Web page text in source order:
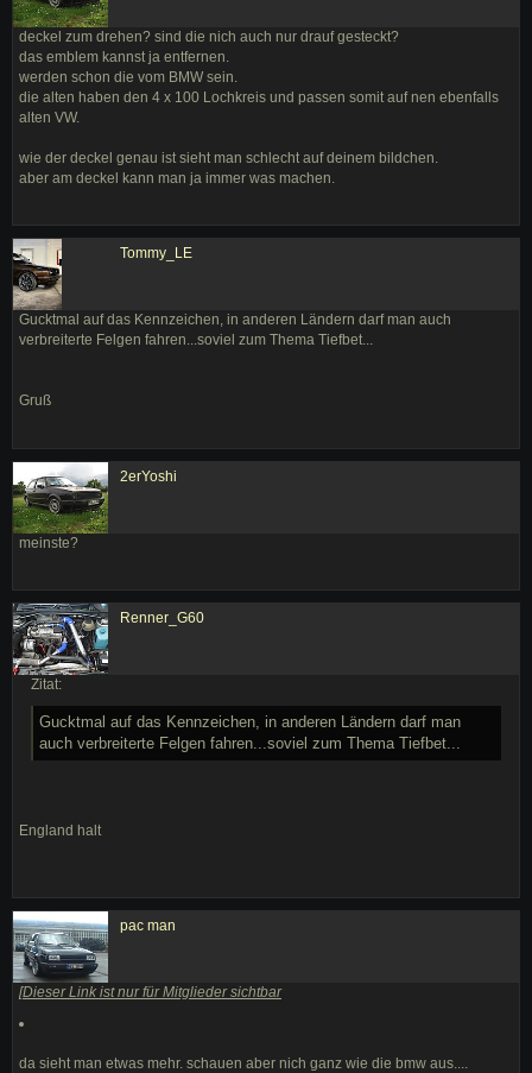
deckel zum drehen? sind die nich auch nur drauf gesteckt?
das emblem kannst ja entfernen.
werden schon die vom BMW sein.
die alten haben den 4 x 100 Lochkreis und passen somit auf nen ebenfalls
alten VW.
wie der deckel genau ist sieht man schlecht auf deinem bildchen.
aber am deckel kann man ja immer was machen.
Tommy_LE
Gucktmal auf das Kennzeichen, in anderen Ländern darf man auch
verbreiterte Felgen fahren...soviel zum Thema Tiefbet...
Gruß
2erYoshi
meinste?
Renner_G60
Zitat:
Gucktmal auf das Kennzeichen, in anderen Ländern darf man
auch verbreiterte Felgen fahren...soviel zum Thema Tiefbet...
England halt
pac man
[Dieser Link ist nur für Mitglieder sichtbar
da sieht man etwas mehr. schauen aber nich ganz wie die bmw aus....